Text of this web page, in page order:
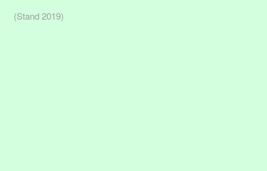
(Stand 2019)